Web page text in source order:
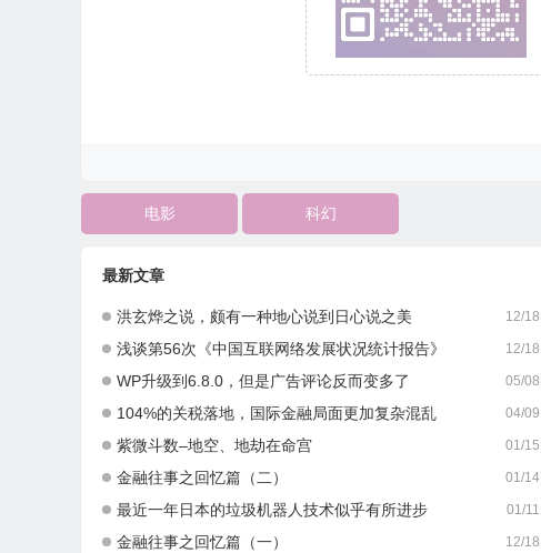
电影 科幻
最新文章
12/18
洪玄烨之说，颇有一种地心说到日心说之美
12/18
浅谈第56次《中国互联网络发展状况统计报告》
05/08
WP升级到6.8.0，但是广告评论反而变多了
04/09
104%的关税落地，国际金融局面更加复杂混乱
01/15
紫微斗数–地空、地劫在命宫
01/14
金融往事之回忆篇（二）
01/11
最近一年日本的垃圾机器人技术似乎有所进步
12/18
金融往事之回忆篇（一）